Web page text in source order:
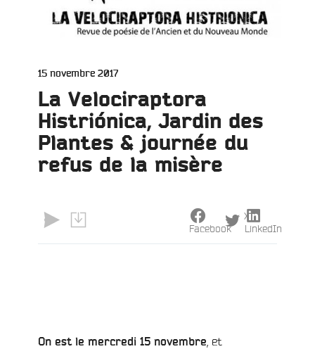
Publié
15 novembre 2017
La Velociraptora
Histriónica, Jardin des
Plantes & journée du
refus de la misère
On est le mercredi 15 novembre , et
Facebook
X
LinkedIn